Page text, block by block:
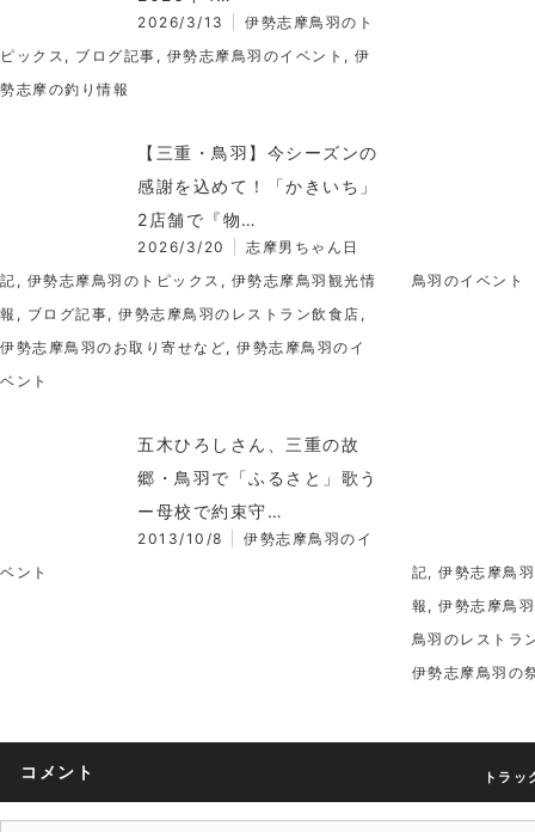
2026/3/13
伊勢志摩鳥羽のト
ピックス , ブログ記事 , 伊勢志摩鳥羽のイベント , 伊
勢志摩の釣り情報
【三重・鳥羽】今シーズンの
感謝を込めて！「かきいち」
2店舗で『物…
2026/3/20
志摩男ちゃん日
記 , 伊勢志摩鳥羽のトピックス , 伊勢志摩鳥羽観光情
報 , ブログ記事, 伊勢志摩鳥羽のレストラン飲食店 ,
伊勢志摩鳥羽のお取り寄せなど, 伊勢志摩鳥羽のイ
ベント
鳥羽のイベント
五木ひろしさん、三重の故
郷・鳥羽で「ふるさと」歌う
ー母校で約束守…
2013/10/8
伊勢志摩鳥羽のイ
ベント
記, 伊勢志摩鳥
報 , 伊勢志摩鳥
鳥羽のレストラ
伊勢志摩鳥羽の
コメント トラ